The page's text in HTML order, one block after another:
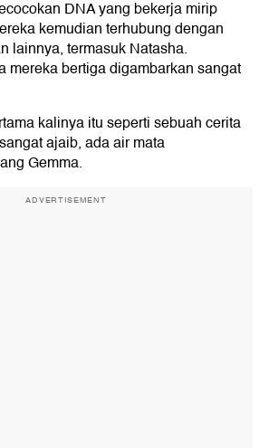
DNA yang bekerja mirip
kemudian terhubung dengan
lainnya, termasuk Natasha.
mereka bertiga digambarkan sangat
kalinya itu seperti sebuah cerita
ajaib, ada air mata
Gemma.
ADVERTISEMENT